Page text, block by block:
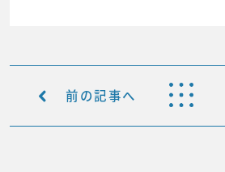
前の記事へ